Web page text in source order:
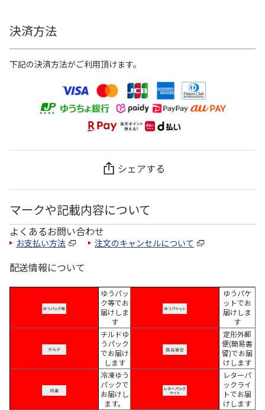
決済方法
下記の決済方法がご利用頂けます。
シェアする
マークや記載内容について
よくあるお問い合わせ
お支払い方法 注文のキャンセルについて
配送情報について
ゆうパッ
ク等でお
届けしま
す
ゆうパケ
ットでお
届けしま
す
チルドゆ
うパック
でお届け
します
定形外郵
便(簡易書
留)でお届
けします
冷凍ゆう
パックで
お届けし
ます。
レターパ
ックライ
トでお届
けします